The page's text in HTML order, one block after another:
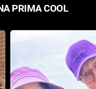
PRIMA COOL